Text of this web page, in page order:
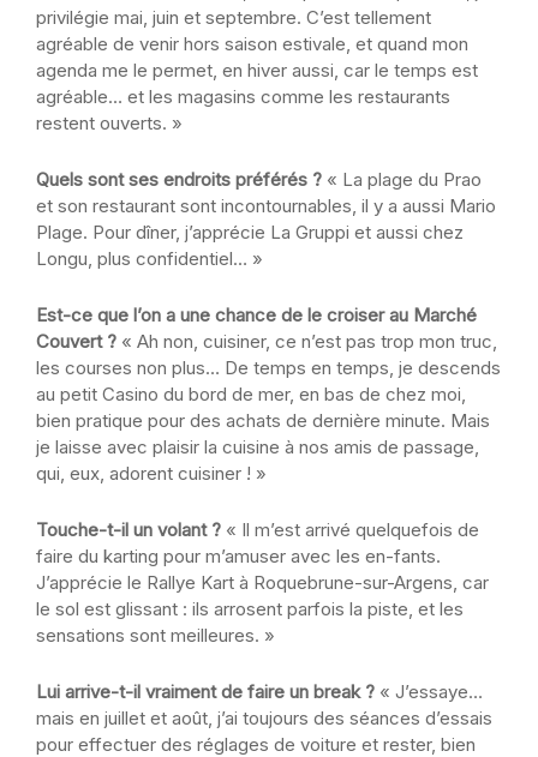
privilégie mai, juin et septembre. C’est tellement
agréable de venir hors saison estivale, et quand mon
agenda me le permet, en hiver aussi, car le temps est
agréable… et les magasins comme les restaurants
restent ouverts. »
Quels sont ses endroits préférés ? « La plage du Prao
et son restaurant sont incontournables, il y a aussi Mario
Plage. Pour dîner, j’apprécie La Gruppi et aussi chez
Longu, plus confidentiel… »
Est-ce que l’on a une chance de le croiser au Marché
Couvert ? « Ah non, cuisiner, ce n’est pas trop mon truc,
les courses non plus… De temps en temps, je descends
au petit Casino du bord de mer, en bas de chez moi,
bien pratique pour des achats de dernière minute. Mais
je laisse avec plaisir la cuisine à nos amis de passage,
qui, eux, adorent cuisiner ! »
Touche-t-il un volant ? « Il m’est arrivé quelquefois de
faire du karting pour m’amuser avec les en-fants.
J’apprécie le Rallye Kart à Roquebrune-sur-Argens, car
le sol est glissant : ils arrosent parfois la piste, et les
sensations sont meilleures. »
Lui arrive-t-il vraiment de faire un break ? « J’essaye…
mais en juillet et août, j’ai toujours des séances d’essais
pour effectuer des réglages de voiture et rester, bien